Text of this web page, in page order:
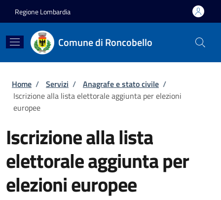
Regione Lombardia
Comune di Roncobello
Briciole di pane
Home / Servizi / Anagrafe e stato civile /
Iscrizione alla lista elettorale aggiunta per elezioni
europee
Iscrizione alla lista
elettorale aggiunta per
elezioni europee